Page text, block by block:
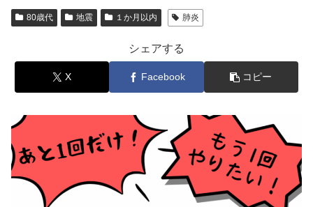
80歳代 地震 １か月以内 肺炎
シェアする
X Facebook コピー